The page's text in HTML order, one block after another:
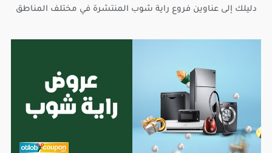
دليلك إلى عناوين فروع راية شوب المنتشرة في مختلف المناطق